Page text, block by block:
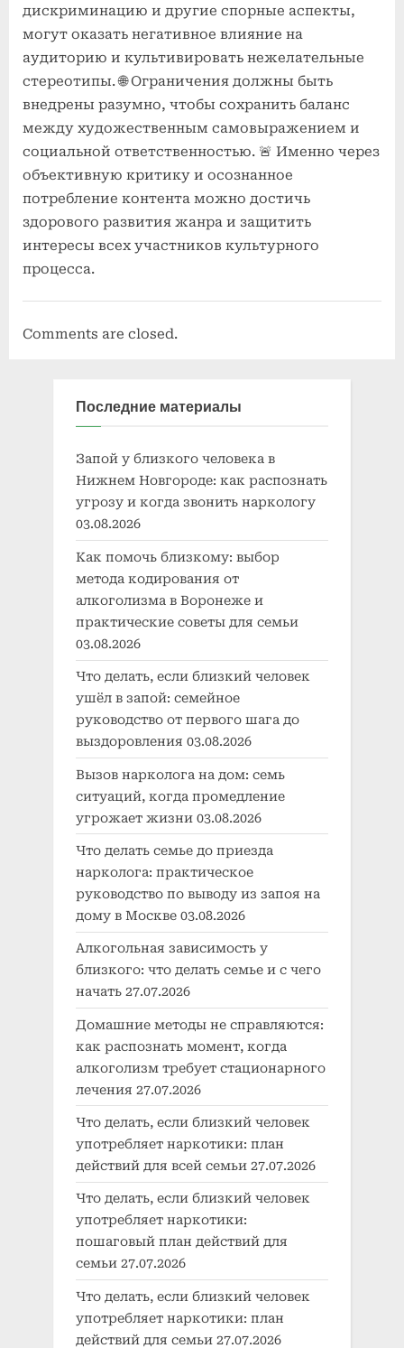
дискриминацию и другие спорные аспекты,
могут оказать негативное влияние на
аудиторию и культивировать нежелательные
стереотипы. 🌐 Ограничения должны быть
внедрены разумно, чтобы сохранить баланс
между художественным самовыражением и
социальной ответственностью. 🚨 Именно через
объективную критику и осознанное
потребление контента можно достичь
здорового развития жанра и защитить
интересы всех участников культурного
процесса.
Comments are closed.
Последние материалы
Запой у близкого человека в
Нижнем Новгороде: как распознать
угрозу и когда звонить наркологу
03.08.2026
Как помочь близкому: выбор
метода кодирования от
алкоголизма в Воронеже и
практические советы для семьи
03.08.2026
Что делать, если близкий человек
ушёл в запой: семейное
руководство от первого шага до
выздоровления 03.08.2026
Вызов нарколога на дом: семь
ситуаций, когда промедление
угрожает жизни 03.08.2026
Что делать семье до приезда
нарколога: практическое
руководство по выводу из запоя на
дому в Москве 03.08.2026
Алкогольная зависимость у
близкого: что делать семье и с чего
начать 27.07.2026
Домашние методы не справляются:
как распознать момент, когда
алкоголизм требует стационарного
лечения 27.07.2026
Что делать, если близкий человек
употребляет наркотики: план
действий для всей семьи 27.07.2026
Что делать, если близкий человек
употребляет наркотики:
пошаговый план действий для
семьи 27.07.2026
Что делать, если близкий человек
употребляет наркотики: план
действий для семьи 27.07.2026